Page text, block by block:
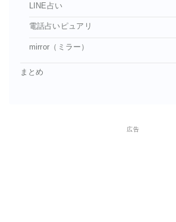
LINE占い
電話占いピュアリ
mirror（ミラー）
まとめ
広告